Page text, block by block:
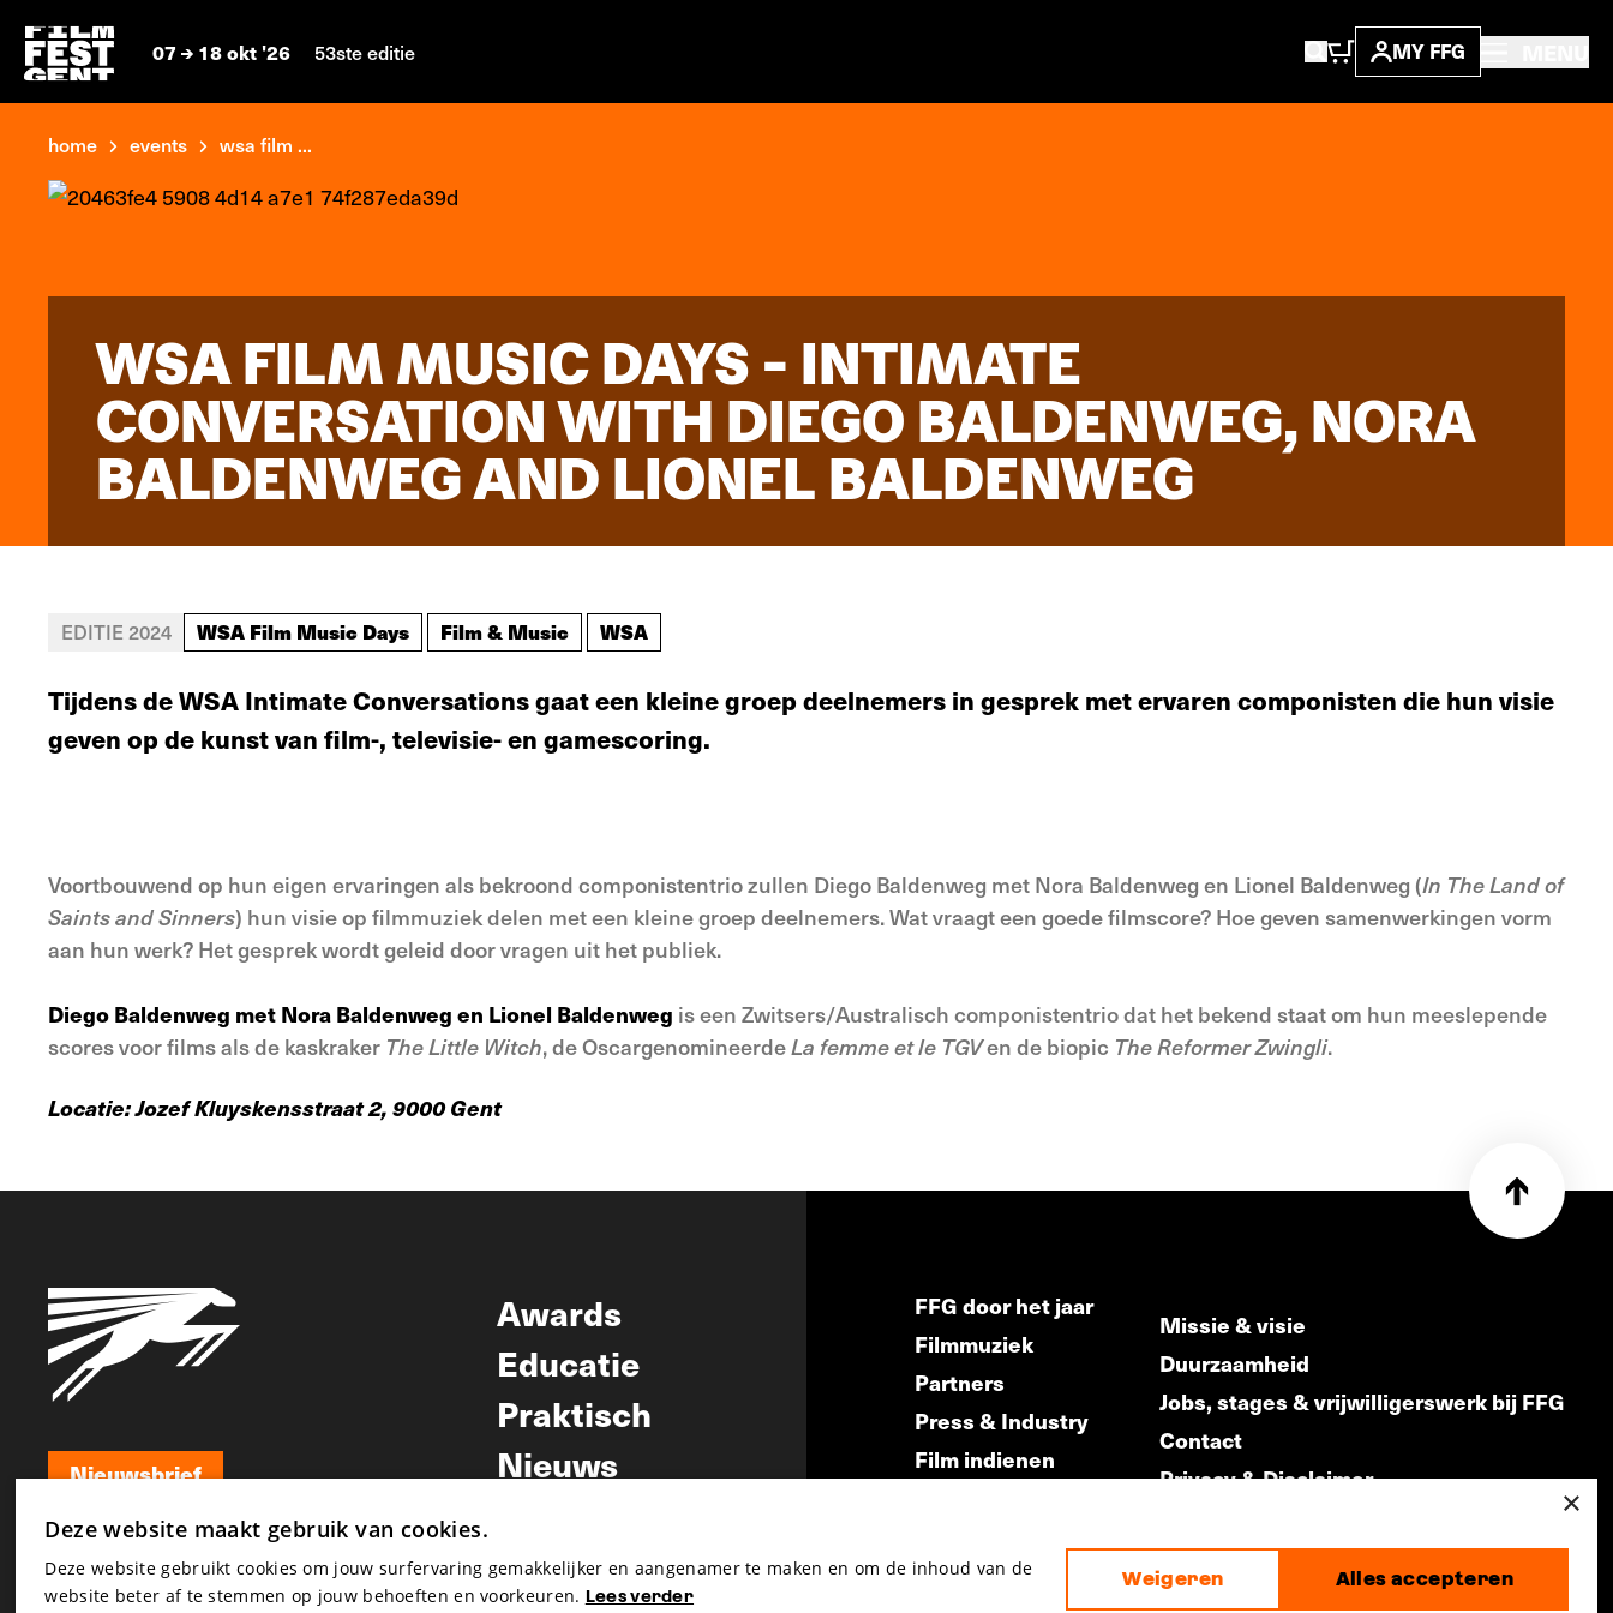
07 18 okt '26 53ste editie MY FFG
home events wsa film ...
WSA FILM MUSIC DAYS - INTIMATE
CONVERSATION WITH DIEGO BALDENWEG, NORA
BALDENWEG AND LIONEL BALDENWEG
EDITIE 2024 WSA Film Music Days Film & Music WSA
Tijdens de WSA Intimate Conversations gaat een kleine groep deelnemers in gesprek met ervaren componisten die hun visie
geven op de kunst van film-, televisie- en gamescoring.
Voortbouwend op hun eigen ervaringen als bekroond componistentrio zullen Diego Baldenweg met Nora Baldenweg en Lionel Baldenweg (In The Land of
Saints and Sinners) hun visie op filmmuziek delen met een kleine groep deelnemers. Wat vraagt een goede filmscore? Hoe geven samenwerkingen vorm
aan hun werk? Het gesprek wordt geleid door vragen uit het publiek.
Diego Baldenweg met Nora Baldenweg en Lionel Baldenweg iseen Zwitsers/Australisch componistentrio dat het bekend staat om hun meeslepende
scores voor films als de kaskraker The Little Witch, de OscargenomineerdeLa femme et le TGVen de biopic The Reformer Zwingli.
Locatie: Jozef Kluyskensstraat 2, 9000 Gent
Nieuwsbrief
Nieuwsbrief
Awards
Educatie
Praktisch
Nieuws
FFG door het jaar
Filmmuziek
Partners
Press & Industry
Film indienen
Missie & visie
Duurzaamheid
Jobs, stages & vrijwilligerswerk bij FFG
Contact
Privacy & Disclaimer
×
Deze website maakt gebruik van cookies.
Deze website gebruikt cookies om jouw surfervaring gemakkelijker en aangenamer te maken en om de inhoud van de
website beter af te stemmen op jouw behoeften en voorkeuren. Lees verder
Alles accepteren
Weigeren